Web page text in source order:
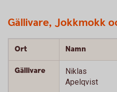
Gällivare, Jokkmokk
Ort Namn
Gällivare
Niklas
Apelqvist